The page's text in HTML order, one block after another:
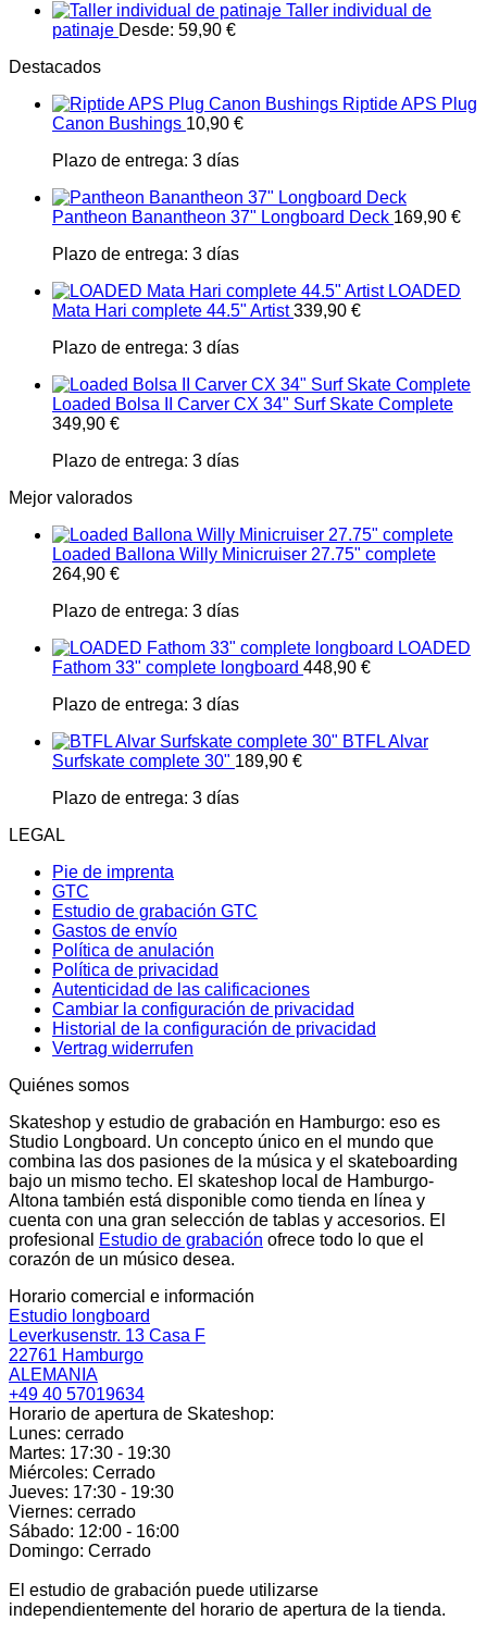
Taller individual de
patinaje Desde: 59,90 €
Destacados
Riptide APS Plug
Canon Bushings 10,90 €
Plazo de entrega: 3 días
Pantheon Banantheon 37" Longboard Deck 169,90 €
Plazo de entrega: 3 días
LOADED
Mata Hari complete 44.5" Artist 339,90 €
Plazo de entrega: 3 días
Loaded Bolsa II Carver CX 34" Surf Skate Complete
349,90 €
Plazo de entrega: 3 días
Mejor valorados
Loaded Ballona Willy Minicruiser 27.75" complete
264,90 €
Plazo de entrega: 3 días
LOADED
Fathom 33" complete longboard 448,90 €
Plazo de entrega: 3 días
BTFL Alvar
Surfskate complete 30" 189,90 €
Plazo de entrega: 3 días
LEGAL
Pie de imprenta
GTC
Estudio de grabación GTC
Gastos de envío
Política de anulación
Política de privacidad
Autenticidad de las calificaciones
Cambiar la configuración de privacidad
Historial de la configuración de privacidad
Vertrag widerrufen
Quiénes somos
Skateshop y estudio de grabación en Hamburgo: eso es
Studio Longboard. Un concepto único en el mundo que
combina las dos pasiones de la música y el skateboarding
bajo un mismo techo. El skateshop local de Hamburgo-
Altona también está disponible como tienda en línea y
cuenta con una gran selección de tablas y accesorios. El
profesional Estudio de grabación ofrece todo lo que el
corazón de un músico desea.
Horario comercial e información
Estudio longboard
Leverkusenstr. 13 Casa F
22761 Hamburgo
ALEMANIA
+49 40 57019634
Horario de apertura de Skateshop:
Lunes: cerrado
Martes: 17:30 - 19:30
Miércoles: Cerrado
Jueves: 17:30 - 19:30
Viernes: cerrado
Sábado: 12:00 - 16:00
Domingo: Cerrado
El estudio de grabación puede utilizarse
independientemente del horario de apertura de la tienda.